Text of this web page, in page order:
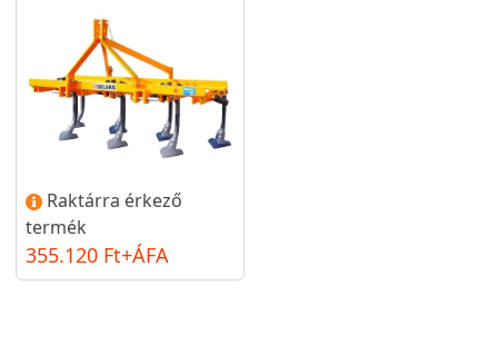
Raktárra érkező
termék
355.120 Ft+ÁFA